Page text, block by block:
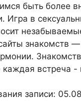
быть более
Игра в
знакомств
каждая встреча
записи: